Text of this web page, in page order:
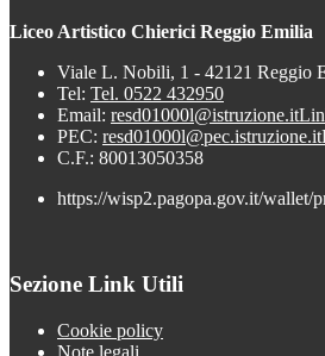
Liceo Artistico Chierici Reggio Emilia
Viale L. Nobili, 1 - 42121 Reggio
Tel: Tel. 0522 432950
Email: resd01000l@istruzione.it
PEC: resd01000l@pec.istruzione.it
C.F.: 80013050358
https://wisp2.pagopa.gov.it/wallet/
Sezione Link Utili
Cookie policy